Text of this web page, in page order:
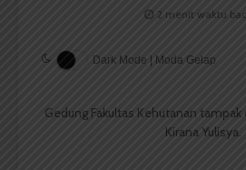
2 menit waktu
Dark Mode | Moda Gelap
Gedung Fakultas Kehutanan tampak
Kirana Yulisya.